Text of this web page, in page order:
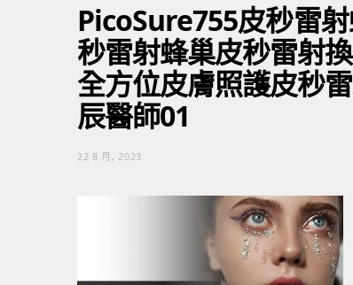
PicoSure755皮秒雷
秒雷射蜂巢皮秒雷射
全方位皮膚照護皮秒
辰醫師01
22 8 月, 2023